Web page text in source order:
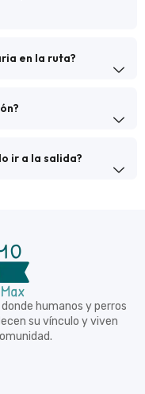
en la ruta?
ir a la salida?
humanos y perros
su vínculo y viven